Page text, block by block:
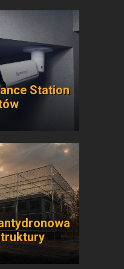
Station